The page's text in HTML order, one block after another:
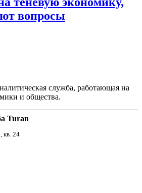
вопросы
служба, работающая на
и общества.
Turan
кв. 24